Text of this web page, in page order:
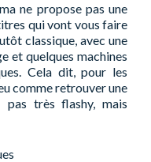
ne propose pas une
qui vont vous faire
classique, avec une
et quelques machines
Cela dit, pour les
comme retrouver une
très flashy, mais